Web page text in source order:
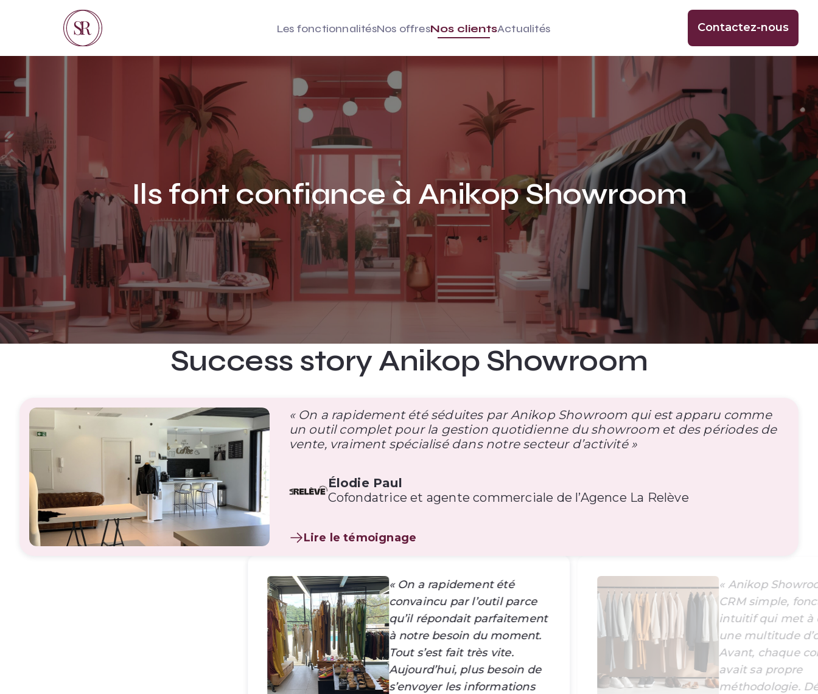
Les fonctionnalitésNos offresNos clientsActualités Contactez-nous
Ils font confiance à Anikop Showroom
Success story Anikop Showroom
« On a rapidement été séduites par Anikop Showroom qui est apparu comme
un outil complet pour la gestion quotidienne du showroom et des périodes de
vente, vraiment spécialisé dans notre secteur d’activité »
Élodie Paul
Cofondatrice et agente commerciale de l’Agence La Relève
Lire le témoignage
« On a rapidement été
convaincu par l’outil parce
qu’il répondait parfaitement
à notre besoin du moment.
Tout s’est fait très vite.
Aujourd’hui, plus besoin de
s’envoyer les informations
« Anikop
CRM simple,
intuitif qui met à
une multitude
Avant, chaque
avait sa propre
méthodologie.